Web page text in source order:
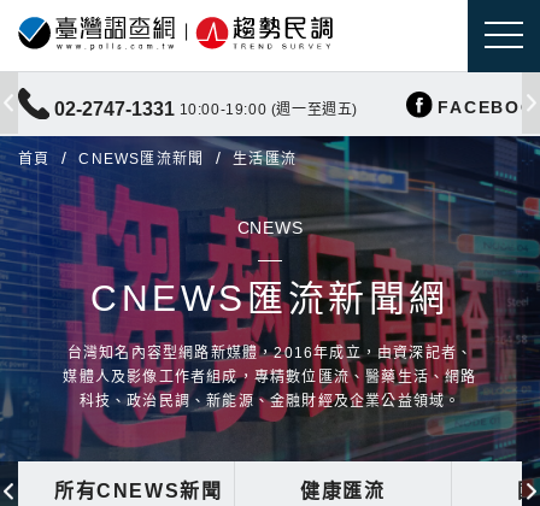
02-2747-1331 10:00-19:00 (週一至週五)
首頁 CNEWS匯流新聞 生活匯流
CNEWS
CNEWS匯流新聞網
台灣知名內容型網路新媒體，2016年成立，由資深記者、
媒體人及影像工作者組成，專精數位匯流、醫藥生活、網路
科技、政治民調、新能源、金融財經及企業公益領域。
所有CNEWS新聞 健康匯流